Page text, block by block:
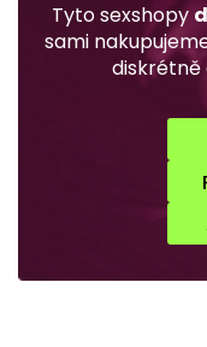
Tyto sexshopy
sami
diskrétně